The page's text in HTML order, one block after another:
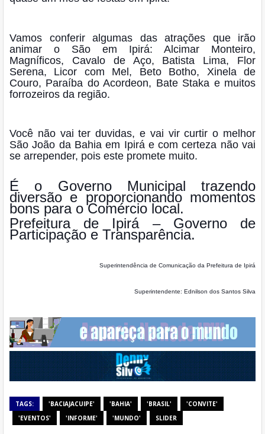
Vamos conferir algumas das atrações que irão
animar o São em Ipirá: Alcimar Monteiro,
Magníficos, Cavalo de Aço, Batista Lima, Flor
Serena, Licor com Mel, Beto Botho, Xinela de
Couro, Paraíba do Acordeon, Bate Staka e muitos
forrozeiros da região.
Você não vai ter duvidas, e vai vir curtir o melhor
São João da Bahia em Ipirá e com certeza não vai
se arrepender, pois este promete muito.
É o Governo Municipal trazendo
diversão e proporcionando momentos
bons para o Comércio local.
Prefeitura de Ipirá – Governo de
Participação e Transparência.
Superintendência de Comunicação da Prefeitura de Ipirá
Superintendente: Ednilson dos Santos Silva
TAGS: 'BACIAJACUIPE' 'BAHIA' 'BRASIL'
'CONVITE'
'EVENTOS'
'INFORME' 'MUNDO' SLIDER